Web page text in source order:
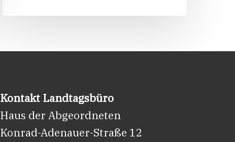
Kontakt Landtagsbüro
Haus der Abgeordneten
Konrad-Adenauer-Straße 12